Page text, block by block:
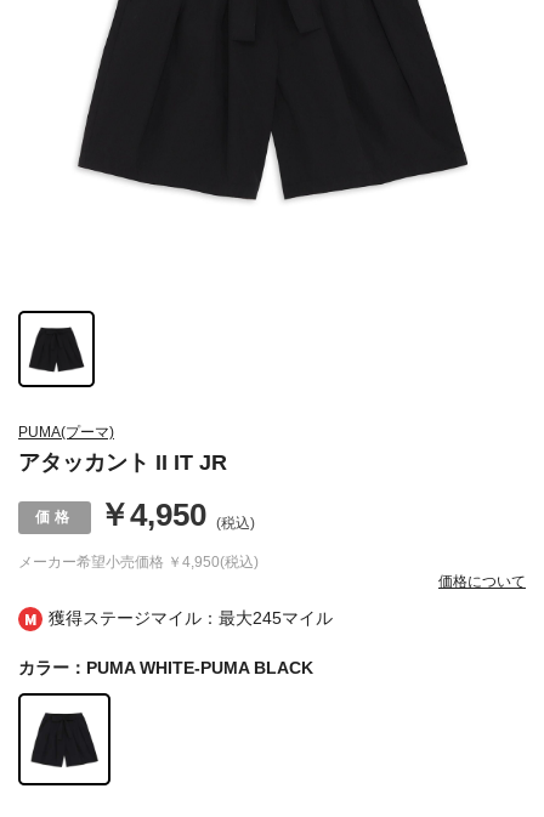
獲得ステージマイル：最大245マイル
PUMA(プーマ)
アタッカント II IT JR
メーカー希望小売価格 ￥4,950(税込)
￥4,950 (税込)
価格について
カラー：PUMA WHITE-PUMA BLACK